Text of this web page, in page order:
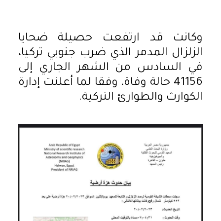
وكانت قد ارتفعت حصيلة ضحايا
الزلزال المدمر الذي ضرب جنوبي تركيا،
في السادس من الشهر الجاري إلى
41156 حالة وفاة، وفقا لما أعلنت إدارة
الكوارث والطوارئ التركية.